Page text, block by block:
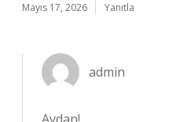
Mayıs 17, 2026 Yanıtla
admin